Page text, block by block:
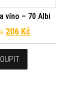
víno – 70 Albi
Původní cena
206 Kč